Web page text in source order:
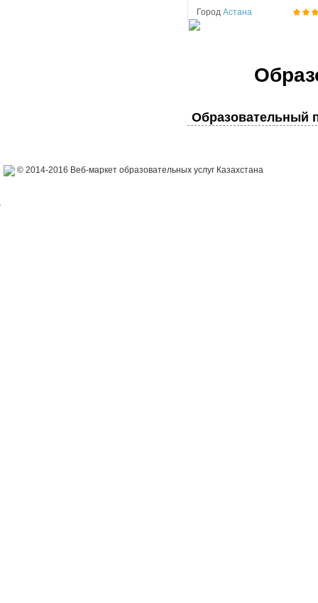
Город Астана
Образовательный
© 2014-2016 Веб-маркет образовательных услуг Казахстана